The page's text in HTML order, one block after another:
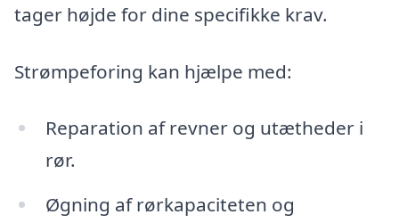
tager højde for dine specifikke krav.
Strømpeforing kan hjælpe med:
Reparation af revner og utætheder i
rør.
Øgning af rørkapaciteten og